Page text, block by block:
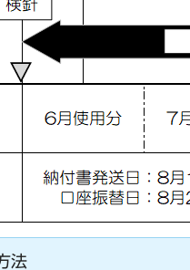
法